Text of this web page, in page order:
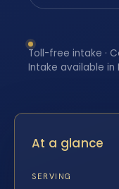
Toll-free intake ·
Intake available in
At a glance
SERVING